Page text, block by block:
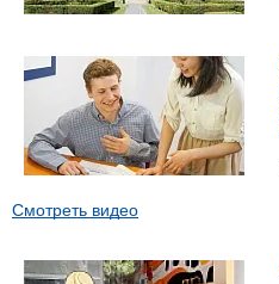
Смотреть видео